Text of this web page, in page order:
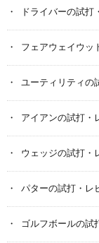
ドライバーの試打
フェアウェイウッ
ユーティリティの
アイアンの試打・
ウェッジの試打・
パターの試打・レ
ゴルフボールの試